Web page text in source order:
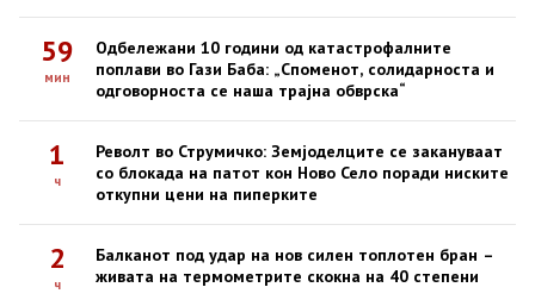
59
мин
Одбележани 10 години од катастрофалните
поплави во Гази Баба: „Споменот, солидарноста и
одговорноста се наша трајна обврска“
1
ч
Револт во Струмичко: Земјоделците се закануваат
со блокада на патот кон Ново Село поради ниските
откупни цени на пиперките
2
ч
Балканот под удар на нов силен топлотен бран –
живата на термометрите скокна на 40 степени